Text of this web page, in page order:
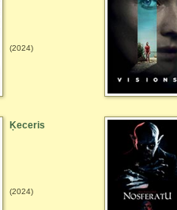
(2024)
Ķeceris
(2024)